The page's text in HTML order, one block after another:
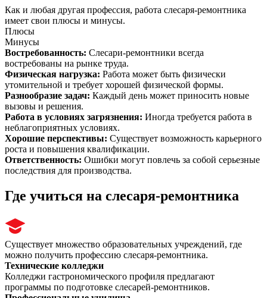
Как и любая другая профессия, работа слесаря-ремонтника
имеет свои плюсы и минусы.
Плюсы
Минусы
Востребованность: Слесари-ремонтники всегда
востребованы на рынке труда.
Физическая нагрузка: Работа может быть физически
утомительной и требует хорошей физической формы.
Разнообразие задач: Каждый день может приносить новые
вызовы и решения.
Работа в условиях загрязнения: Иногда требуется работа в
неблагоприятных условиях.
Хорошие перспективы: Существует возможность карьерного
роста и повышения квалификации.
Ответственность: Ошибки могут повлечь за собой серьезные
последствия для производства.
Где учиться на слесаря-ремонтника
Существует множество образовательных учреждений, где
можно получить профессию слесаря-ремонтника.
Технические колледжи
Колледжи гастрономического профиля предлагают
программы по подготовке слесарей-ремонтников.